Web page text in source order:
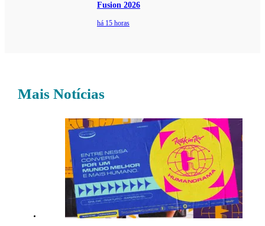
Fusion 2026
há 15 horas
Mais Notícias